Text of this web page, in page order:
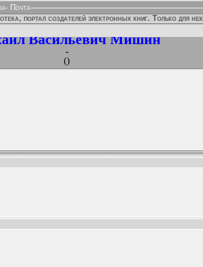
- Почта
портал создателей электронных книг. Только для
Васильевич Мишин
-
()